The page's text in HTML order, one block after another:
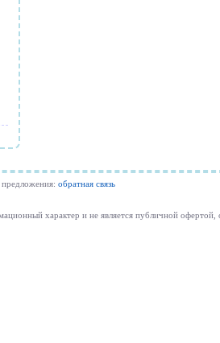
обратная связь
характер и не является публичной